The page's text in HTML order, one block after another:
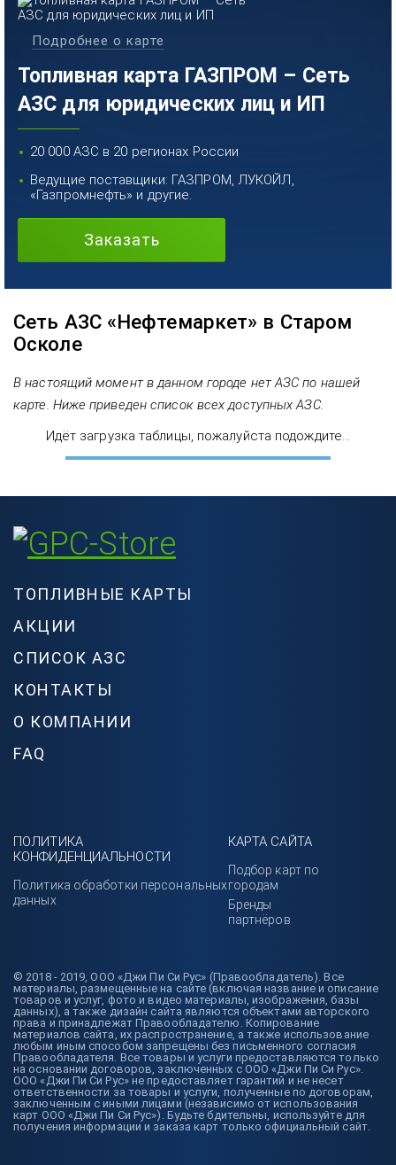
Топливная карта ГАЗПРОМ – Сеть
АЗС для юридических лиц и ИП
20 000 АЗС в 20 регионах России
Ведущие поставщики: ГАЗПРОМ, ЛУКОЙЛ,
«Газпромнефть» и другие.
Заказать
Подробнее о карте
Сеть АЗС «Нефтемаркет» в Старом
Осколе
В настоящий момент в данном городе нет АЗС по нашей
карте. Ниже приведен список всех доступных АЗС.
Идёт загрузка таблицы, пожалуйста подождите...
ТОПЛИВНЫЕ КАРТЫ
АКЦИИ
СПИСОК АЗС
КОНТАКТЫ
О КОМПАНИИ
FAQ
© 2018 - 2019, ООО «Джи Пи Си Рус» (Правообладатель). Все
материалы, размещенные на сайте (включая название и описание
товаров и услуг, фото и видео материалы, изображения, базы
данных), а также дизайн сайта являются объектами авторского
права и принадлежат Правообладателю. Копирование
материалов сайта, их распространение, а также использование
любым иным способом запрещены без письменного согласия
Правообладателя. Все товары и услуги предоставляются только
на основании договоров, заключенных с ООО «Джи Пи Си Рус».
ООО «Джи Пи Си Рус» не предоставляет гарантий и не несет
ответственности за товары и услуги, полученные по договорам,
заключенным с иными лицами (независимо от использования
карт ООО «Джи Пи Си Рус»). Будьте бдительны, используйте для
получения информации и заказа карт только официальный сайт.
ПОЛИТИКА
КОНФИДЕНЦИАЛЬНОСТИ
Политика обработки персональных
данных
КАРТА САЙТА
Подбор карт по
городам
Бренды
партнёров